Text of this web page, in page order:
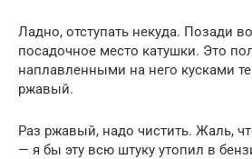
Ладно, отступать некуда. Позади
посадочное место катушки. Это
наплавленными на него кусками
ржавый.
Раз ржавый, надо чистить. Жаль,
— я бы эту всю штуку утопил в